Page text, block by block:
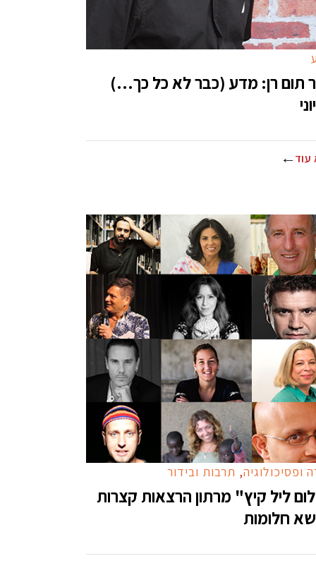
תום רן: מדע (כבר לא כל כך…)
עוד
ופסיכולוגיה, תרבות ובידור
ליל קיץ" מרתון הרצאות קצרות
חלומות